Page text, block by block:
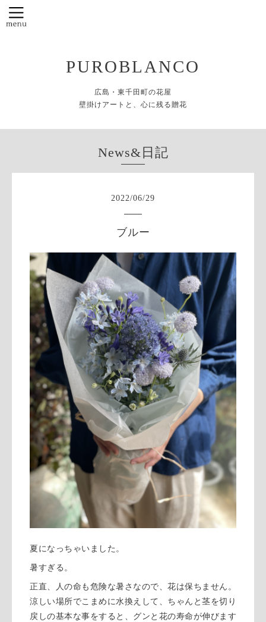
PUROBLANCO
広島・東千田町の花屋
壁掛けアートと、心に残る贈花
News&日記
2022/06/29
ブルー
夏になっちゃいました。
暑すぎる。
正直、人の命も危険な暑さなので、花は保ちません。
涼しい場所でこまめに水換えして、ちゃんと茎を切り
戻しの基本な事をすると、グンと花の寿命が伸びます